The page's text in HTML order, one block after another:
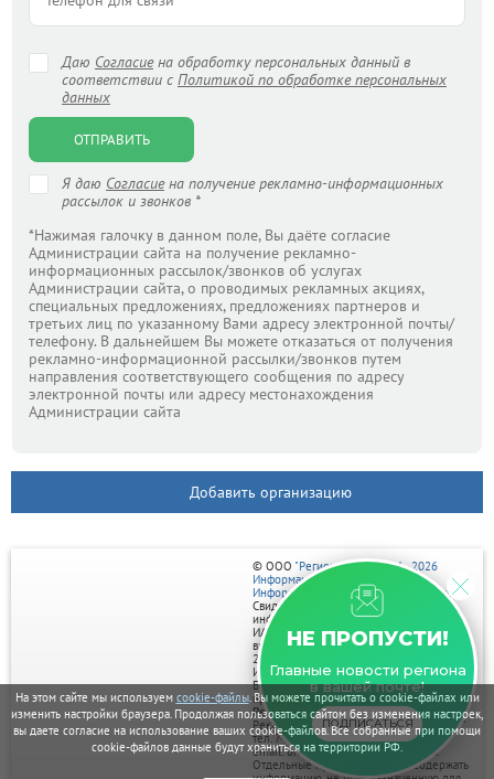
На этом сайте мы используем cookie-файлы. Вы можете прочитать о cookie-файлах или
изменить настройки браузера. Продолжая пользоваться сайтом без изменения настроек,
вы даете согласие на использование ваших cookie-файлов. Все собранные при помощи
cookie-файлов данные будут храниться на территории РФ.
Даю Согласиена обработку персональных данный в
соответствии с Политикой по обработке персональных
данных
ОТПРАВИТЬ
Я даю Согласиена получение рекламно-информационных
рассылок и звонков *
*Нажимая галочку в данном поле, Вы даёте согласие
Администрации сайта на получение рекламно-
информационных рассылок/звонков об услугах
Администрации сайта, о проводимых рекламных акциях,
специальных предложениях, предложениях партнеров и
третьих лиц по указанному Вами адресу электронной почты/
телефону. В дальнейшем Вы можете отказаться от получения
рекламно-информационной рассылки/звонков путем
направления соответствующего сообщения по адресу
электронной почты или адресу местонахождения
Администрации сайта
Добавить организацию
НЕ ПРОПУСТИ!
Главные новости региона
в вашей почте!
ПОДПИСАТЬСЯ
© ООО "Регион центр" 2004 - 2026
Информационное наполнение:
Информационное агентство vRossii.ru
Свидетельство о регистрации СМИ
информационного агентства vRossii.ru
ИА № ФС 77‑35502
выдано РОСКОМНАДЗОРом 04 марта
2009г.
И. О. Главного редактора Нарыков А. Н.
Баннеры на портале размещаются на
правах рекламы.
Реклама на портале:
Рекламное агентство "Умный маркетинг"
тел. 7-910-267-70-40,
email: umnyy.marketing@yandex.ru
Отдельные публикации могут содержать